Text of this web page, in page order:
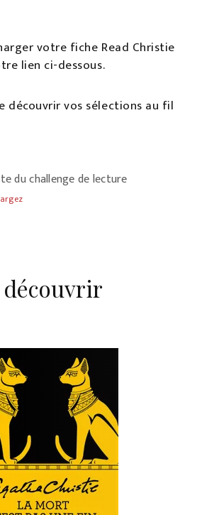
votre fiche Read Christie
lien ci-dessous.
découvrir vos sélections au fil
du challenge de lecture